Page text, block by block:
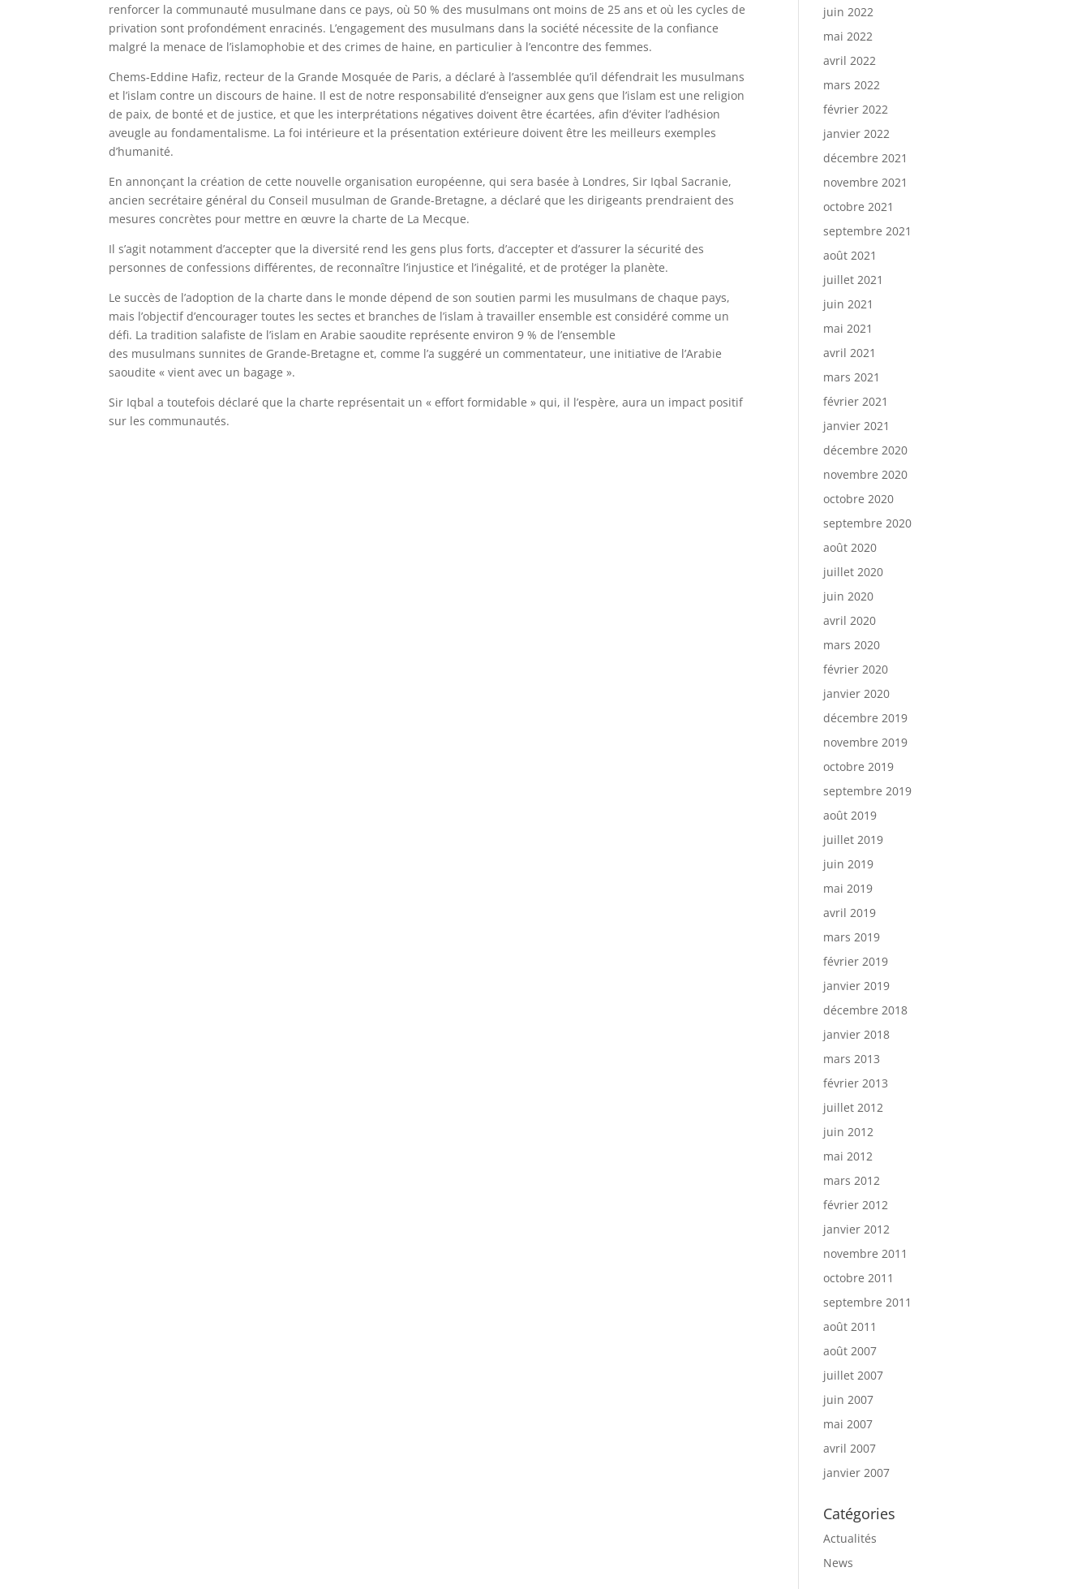
renforcer la communauté musulmane dans ce pays, où 50 % des musulmans ont moins de 25 ans et où les cycles de
privation sont profondément enracinés. L’engagement des musulmans dans la société nécessite de la confiance
malgré la menace de l’islamophobie et des crimes de haine, en particulier à l’encontre des femmes.
Chems-Eddine Hafiz, recteur de la Grande Mosquée de Paris, a déclaré à l’assemblée qu’il défendrait les musulmans
et l’islam contre un discours de haine. Il est de notre responsabilité d’enseigner aux gens que l’islam est une religion
de paix, de bonté et de justice, et que les interprétations négatives doivent être écartées, afin d’éviter l’adhésion
aveugle au fondamentalisme. La foi intérieure et la présentation extérieure doivent être les meilleurs exemples
d’humanité.
En annonçant la création de cette nouvelle organisation européenne, qui sera basée à Londres, Sir Iqbal Sacranie,
ancien secrétaire général du Conseil musulman de Grande-Bretagne, a déclaré que les dirigeants prendraient des
mesures concrètes pour mettre en œuvre la charte de La Mecque.
Il s’agit notamment d’accepter que la diversité rend les gens plus forts, d’accepter et d’assurer la sécurité des
personnes de confessions différentes, de reconnaître l’injustice et l’inégalité, et de protéger la planète.
Le succès de l’adoption de la charte dans le monde dépend de son soutien parmi les musulmans de chaque pays,
mais l’objectif d’encourager toutes les sectes et branches de l’islam à travailler ensemble est considéré comme un
défi. La tradition salafiste de l’islam en Arabie saoudite représente environ 9 % de l’ensemble
des musulmans sunnites de Grande-Bretagne et, comme l’a suggéré un commentateur, une initiative de l’Arabie
saoudite « vient avec un bagage ».
Sir Iqbal a toutefois déclaré que la charte représentait un « effort formidable » qui, il l’espère, aura un impact positif
sur les communautés.
juin 2022
mai 2022
avril 2022
mars 2022
février 2022
janvier 2022
décembre 2021
novembre 2021
octobre 2021
septembre 2021
août 2021
juillet 2021
juin 2021
mai 2021
avril 2021
mars 2021
février 2021
janvier 2021
décembre 2020
novembre 2020
octobre 2020
septembre 2020
août 2020
juillet 2020
juin 2020
avril 2020
mars 2020
février 2020
janvier 2020
décembre 2019
novembre 2019
octobre 2019
septembre 2019
août 2019
juillet 2019
juin 2019
mai 2019
avril 2019
mars 2019
février 2019
janvier 2019
décembre 2018
janvier 2018
mars 2013
février 2013
juillet 2012
juin 2012
mai 2012
mars 2012
février 2012
janvier 2012
novembre 2011
octobre 2011
septembre 2011
août 2011
août 2007
juillet 2007
juin 2007
mai 2007
avril 2007
janvier 2007
Catégories
Actualités
News